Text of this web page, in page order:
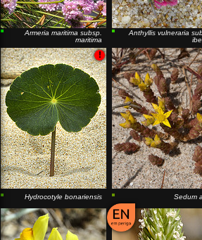
Armeria maritima subsp.
maritima
Anthyllis vulneraria
Hydrocotyle bonariensis
!
Sedum